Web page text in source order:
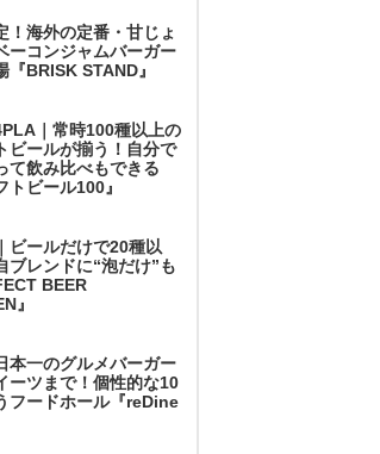
！海外の定番・甘じょ
ーコンジャムバーガー
『BRISK STAND』
｜常時100種以上の
ビールが揃う！自分で
て飲み比べもできる
トビール100』
ビールだけで20種以
ブレンドに“泡だけ”も
BEER
』
本一のグルメバーガー
ーツまで！個性的な10
フードホール『reDine